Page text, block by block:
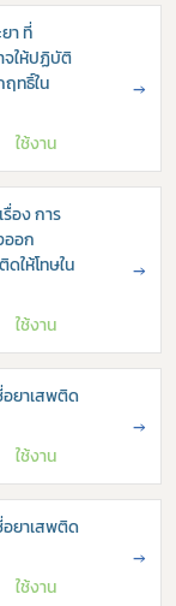
า ที่
จให้ปฏิบัติ
ทธิ์ใน
ใช้งาน
→
อง การ
ออก
ให้โทษใน
ใช้งาน
→
อยาเสพติด
ใช้งาน
→
อยาเสพติด
ใช้งาน
→